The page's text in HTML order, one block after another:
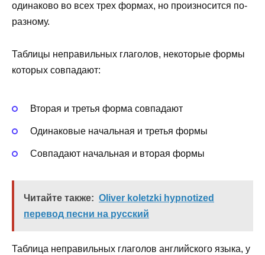
одинаково во всех трех формах, но произносится по-
разному.
Таблицы неправильных глаголов, некоторые формы
которых совпадают:
Вторая и третья форма совпадают
Одинаковые начальная и третья формы
Совпадают начальная и вторая формы
Читайте также: Oliver koletzki hypnotized
перевод песни на русский
Таблица неправильных глаголов английского языка, у